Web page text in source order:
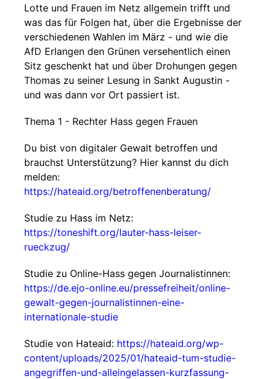
Lotte und Frauen im Netz allgemein trifft und
was das für Folgen hat, über die Ergebnisse der
verschiedenen Wahlen im März - und wie die
AfD Erlangen den Grünen versehentlich einen
Sitz geschenkt hat und über Drohungen gegen
Thomas zu seiner Lesung in Sankt Augustin -
und was dann vor Ort passiert ist.
Thema 1 - Rechter Hass gegen Frauen
Du bist von digitaler Gewalt betroffen und
brauchst Unterstützung? Hier kannst du dich
melden:
https://hateaid.org/betroffenenberatung/
Studie zu Hass im Netz:
https://toneshift.org/lauter-hass-leiser-
rueckzug/
Studie zu Online-Hass gegen Journalistinnen:
https://de.ejo-online.eu/pressefreiheit/online-
gewalt-gegen-journalistinnen-eine-
internationale-studie
Studie von Hateaid: https://hateaid.org/wp-
content/uploads/2025/01/hateaid-tum-studie-
angegriffen-und-alleingelassen-kurzfassung-